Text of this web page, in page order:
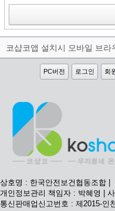
PC버전 로그인 회
상호명 : 한국안전보건협동조합 |
개인정보관리 책임자 : 박혜영 |
통신판매업신고번호 : 제2015-인